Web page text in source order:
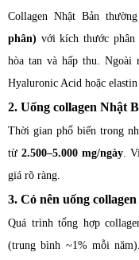
Collagen Nhật Bản
phân) với kích thước phân
hòa tan và hấp thu. Ngoài
Hyaluronic Acid hoặc
2. Uống collagen Nhật
Thời gian phổ biến trong
từ 2.500–5.000 mg/ngày.
giá rõ ràng.
3. Có nên uống
Quá trình tổng hợp
(trung bình ~1% mỗi